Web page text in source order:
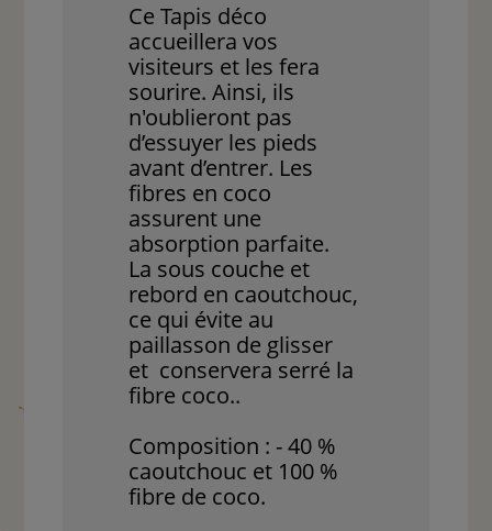
Ce Tapis déco
accueillera vos
visiteurs et les fera
sourire. Ainsi, ils
n'oublieront pas
d’essuyer les pieds
avant d’entrer. Les
fibres en coco
assurent une
absorption parfaite.
La sous couche et
rebord en caoutchouc,
ce qui évite au
paillasson de glisser
et conservera serré la
fibre coco..
Composition : - 40 %
caoutchouc et 100 %
fibre de coco.